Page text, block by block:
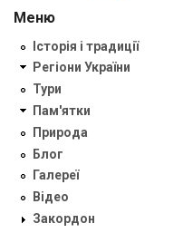
Меню
Історія і традиції
Регіони України
Тури
Пам'ятки
Природа
Блог
Галереї
Відео
Закордон